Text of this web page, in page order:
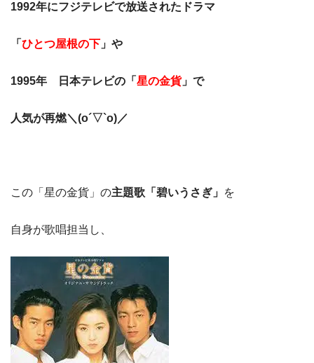
1992年にフジテレビで放送されたドラマ
「 ひとつ屋根の下 」や
1995年 日本テレビの「 星の金貨」で
人気が再燃＼(o´▽`o)／
この「星の金貨」の主題歌「碧いうさぎ」 を
自身が歌唱担当し、